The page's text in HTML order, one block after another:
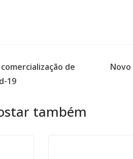
de
19
também